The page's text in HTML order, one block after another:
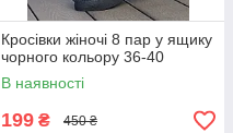
Кросівки жіночі 8 пар у ящику
чорного кольору 36-40
В наявності
199 ₴ 450 ₴